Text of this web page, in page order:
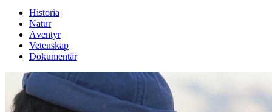
Historia
Natur
Äventyr
Vetenskap
Dokumentär